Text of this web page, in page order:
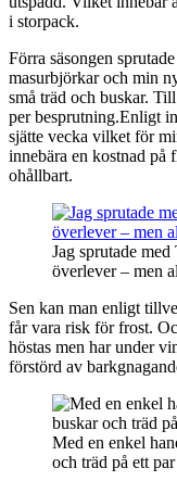
i storpack.
Förra säsongen
masurbjörkar och min
små träd och buskar.
per besprutning.Enligt
sjätte vecka vilket för
innebära en kostnad på
ohållbart.
Jag sprutade
överlever – men
Sen kan man enligt
får vara risk för frost.
höstas men har under
förstörd av
Med en enkel
och träd på ett